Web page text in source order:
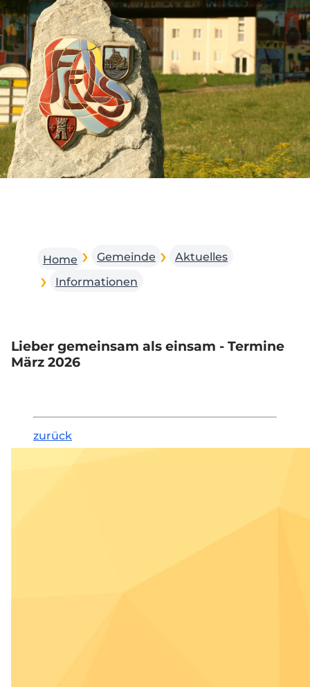
Home Gemeinde
Aktuelles
Informationen
Lieber gemeinsam als einsam - Termine
März 2026
zurück